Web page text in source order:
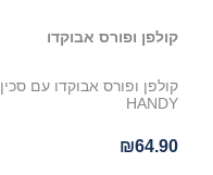
קולפן ופורס אבוקדו
קולפן ופורס אבוקדו עם סכין
HANDY
₪64.90